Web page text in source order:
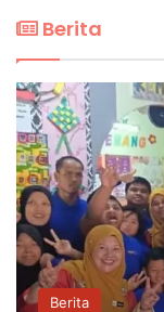
Berita
Berita